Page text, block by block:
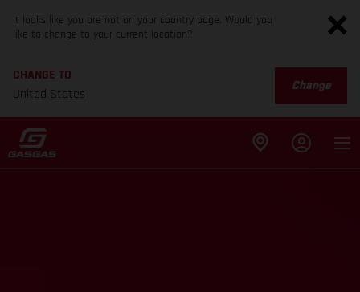
It looks like you are not on your country page. Would you
like to change to your current location?
CHANGE TO
United States
Change